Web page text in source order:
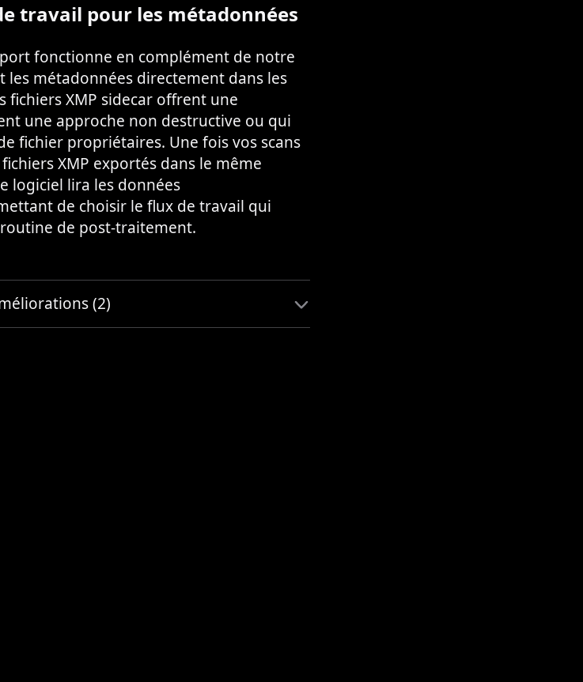
travail pour les métadonnées
fonctionne en complément de notre
les métadonnées directement dans les
fichiers XMP sidecar offrent une
une approche non destructive ou qui
fichier propriétaires. Une fois vos scans
XMP exportés dans le même
logiciel lira les données
de choisir le flux de travail qui
de post-traitement.
(2)